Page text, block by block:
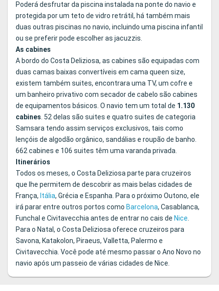
Poderá desfrutar da piscina instalada na ponte do navio e
protegida por um teto de vidro retrátil, há também mais
duas outras piscinas no navio, incluindo uma piscina infantil
ou se preferir pode escolher as jacuzzis.
As cabines
A bordo do Costa Deliziosa, as cabines são equipadas com
duas camas baixas convertíveis em cama queen size,
existem também suites, encontrara uma TV, um cofre e
um banheiro privativo com secador de cabelo são cabines
de equipamentos básicos. O navio tem um total de 1.130
cabines. 52 delas são suites e quatro suites de categoria
Samsara tendo assim serviços exclusivos, tais como
lençóis de algodão orgânico, sandálias e roupão de banho.
662 cabines e 106 suites têm uma varanda privada.
Itinerários
Todos os meses, o Costa Deliziosa parte para cruzeiros
que lhe permitem de descobrir as mais belas cidades de
França, Itália, Grécia e Espanha. Para o próximo Outono, ele
irá parar entre outros portos como Barcelona, ​​Casablanca,
Funchal e Civitavecchia antes de entrar no cais de Nice.
Para o Natal, o Costa Deliziosa oferece cruzeiros para
Savona, Katakolon, Piraeus, Valletta, Palermo e
Civitavecchia. Você pode até mesmo passar o Ano Novo no
navio após um passeio de várias cidades de Nice.